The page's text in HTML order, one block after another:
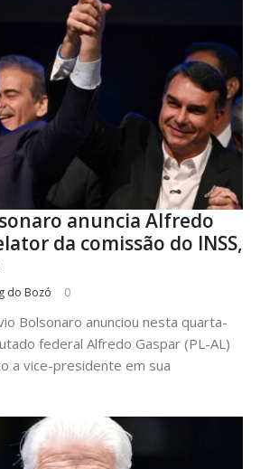
anuncia Alfredo
da comissão do INSS,
do Bozó 0
Bolsonaro anunciou nesta quarta-
federal Alfredo Gaspar (PL-AL)
a vice-presidente em sua